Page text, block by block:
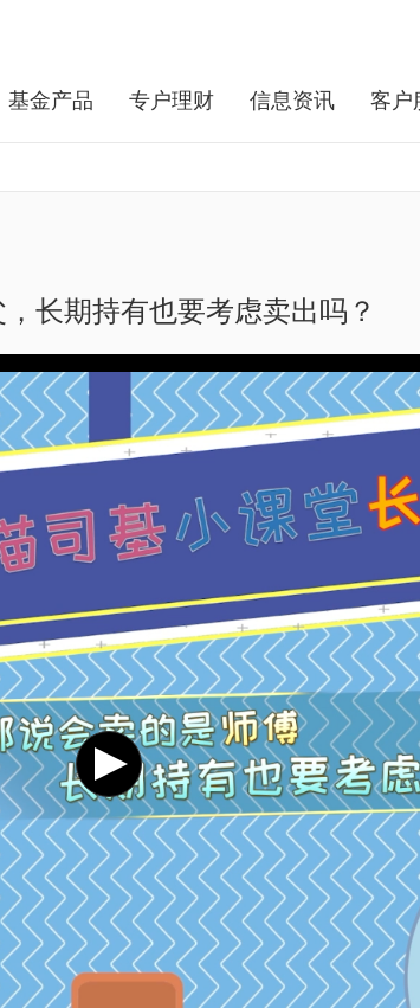
基金产品 专户理财 信息资讯 客户
长期持有也要考虑卖出吗？